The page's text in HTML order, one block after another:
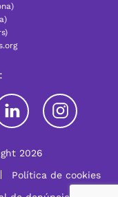
2026
Política de cookies